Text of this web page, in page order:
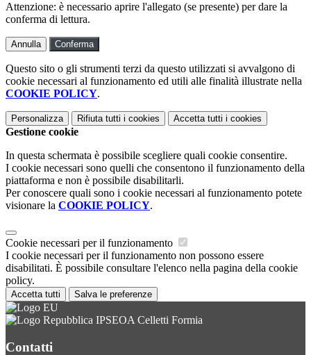
Attenzione: è necessario aprire l'allegato (se presente) per dare la
conferma di lettura.
Annulla Conferma
Questo sito o gli strumenti terzi da questo utilizzati si avvalgono di
cookie necessari al funzionamento ed utili alle finalità illustrate nella
COOKIE POLICY.
Personalizza Rifiuta tutti i cookies Accetta tutti i cookies
Gestione cookie
In questa schermata è possibile scegliere quali cookie consentire.
I cookie necessari sono quelli che consentono il funzionamento della
piattaforma e non è possibile disabilitarli.
Per conoscere quali sono i cookie necessari al funzionamento potete
visionare la COOKIE POLICY.
Cookie necessari per il funzionamento
I cookie necessari per il funzionamento non possono essere
disabilitati. È possibile consultare l'elenco nella pagina della cookie
policy.
Accetta tutti Salva le preferenze
IPSEOA Celletti Formia
Contatti